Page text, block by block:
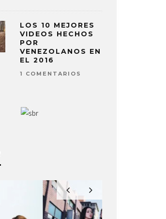
LOS 10 MEJORES
VIDEOS HECHOS
POR
VENEZOLANOS EN
EL 2016
1 COMENTARIOS